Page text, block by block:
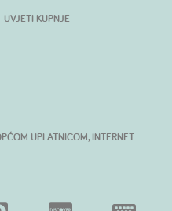
UVJETI KUPNJE
UPLATNICOM, INTERNET